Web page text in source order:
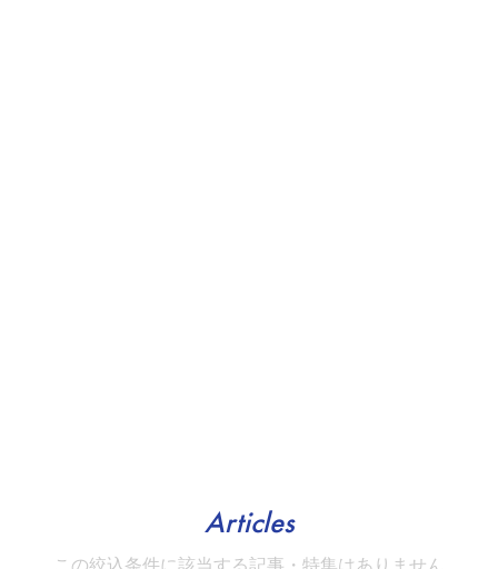
Articles
この絞込条件に該当する記事・特集はありません